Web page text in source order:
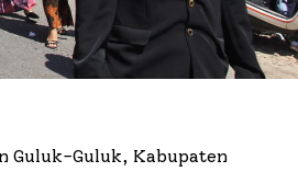
Guluk-Guluk, Kabupaten